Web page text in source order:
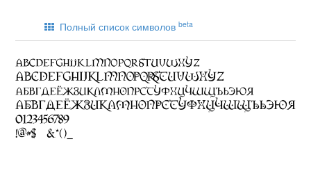
Полный список символов beta